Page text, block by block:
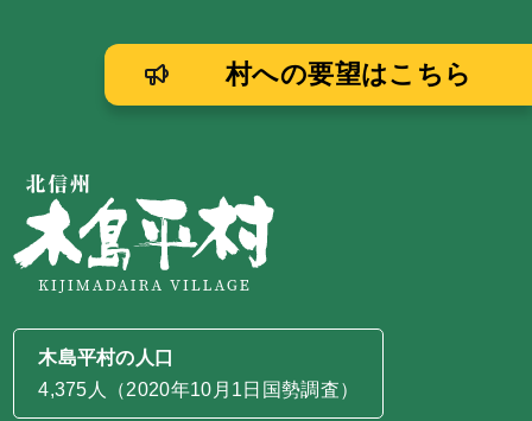
木島平村の人口
4,375人（2020年10月1日国勢調査）
村への要望はこちら